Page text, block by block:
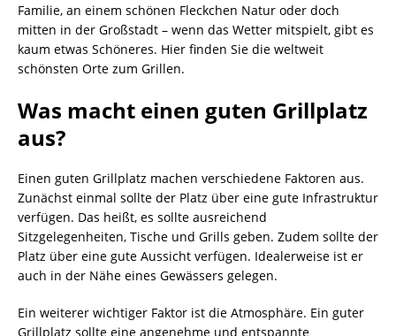
Familie, an einem schönen Fleckchen Natur oder doch
mitten in der Großstadt – wenn das Wetter mitspielt, gibt es
kaum etwas Schöneres. Hier finden Sie die weltweit
schönsten Orte zum Grillen.
Was macht einen guten Grillplatz
aus?
Einen guten Grillplatz machen verschiedene Faktoren aus.
Zunächst einmal sollte der Platz über eine gute Infrastruktur
verfügen. Das heißt, es sollte ausreichend
Sitzgelegenheiten, Tische und Grills geben. Zudem sollte der
Platz über eine gute Aussicht verfügen. Idealerweise ist er
auch in der Nähe eines Gewässers gelegen.
Ein weiterer wichtiger Faktor ist die Atmosphäre. Ein guter
Grillplatz sollte eine angenehme und entspannte